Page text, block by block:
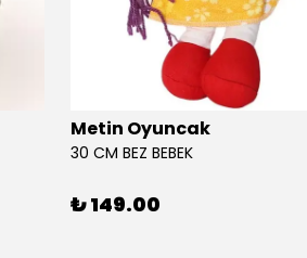
Metin Oyuncak
30 CM BEZ BEBEK
₺ 149.00